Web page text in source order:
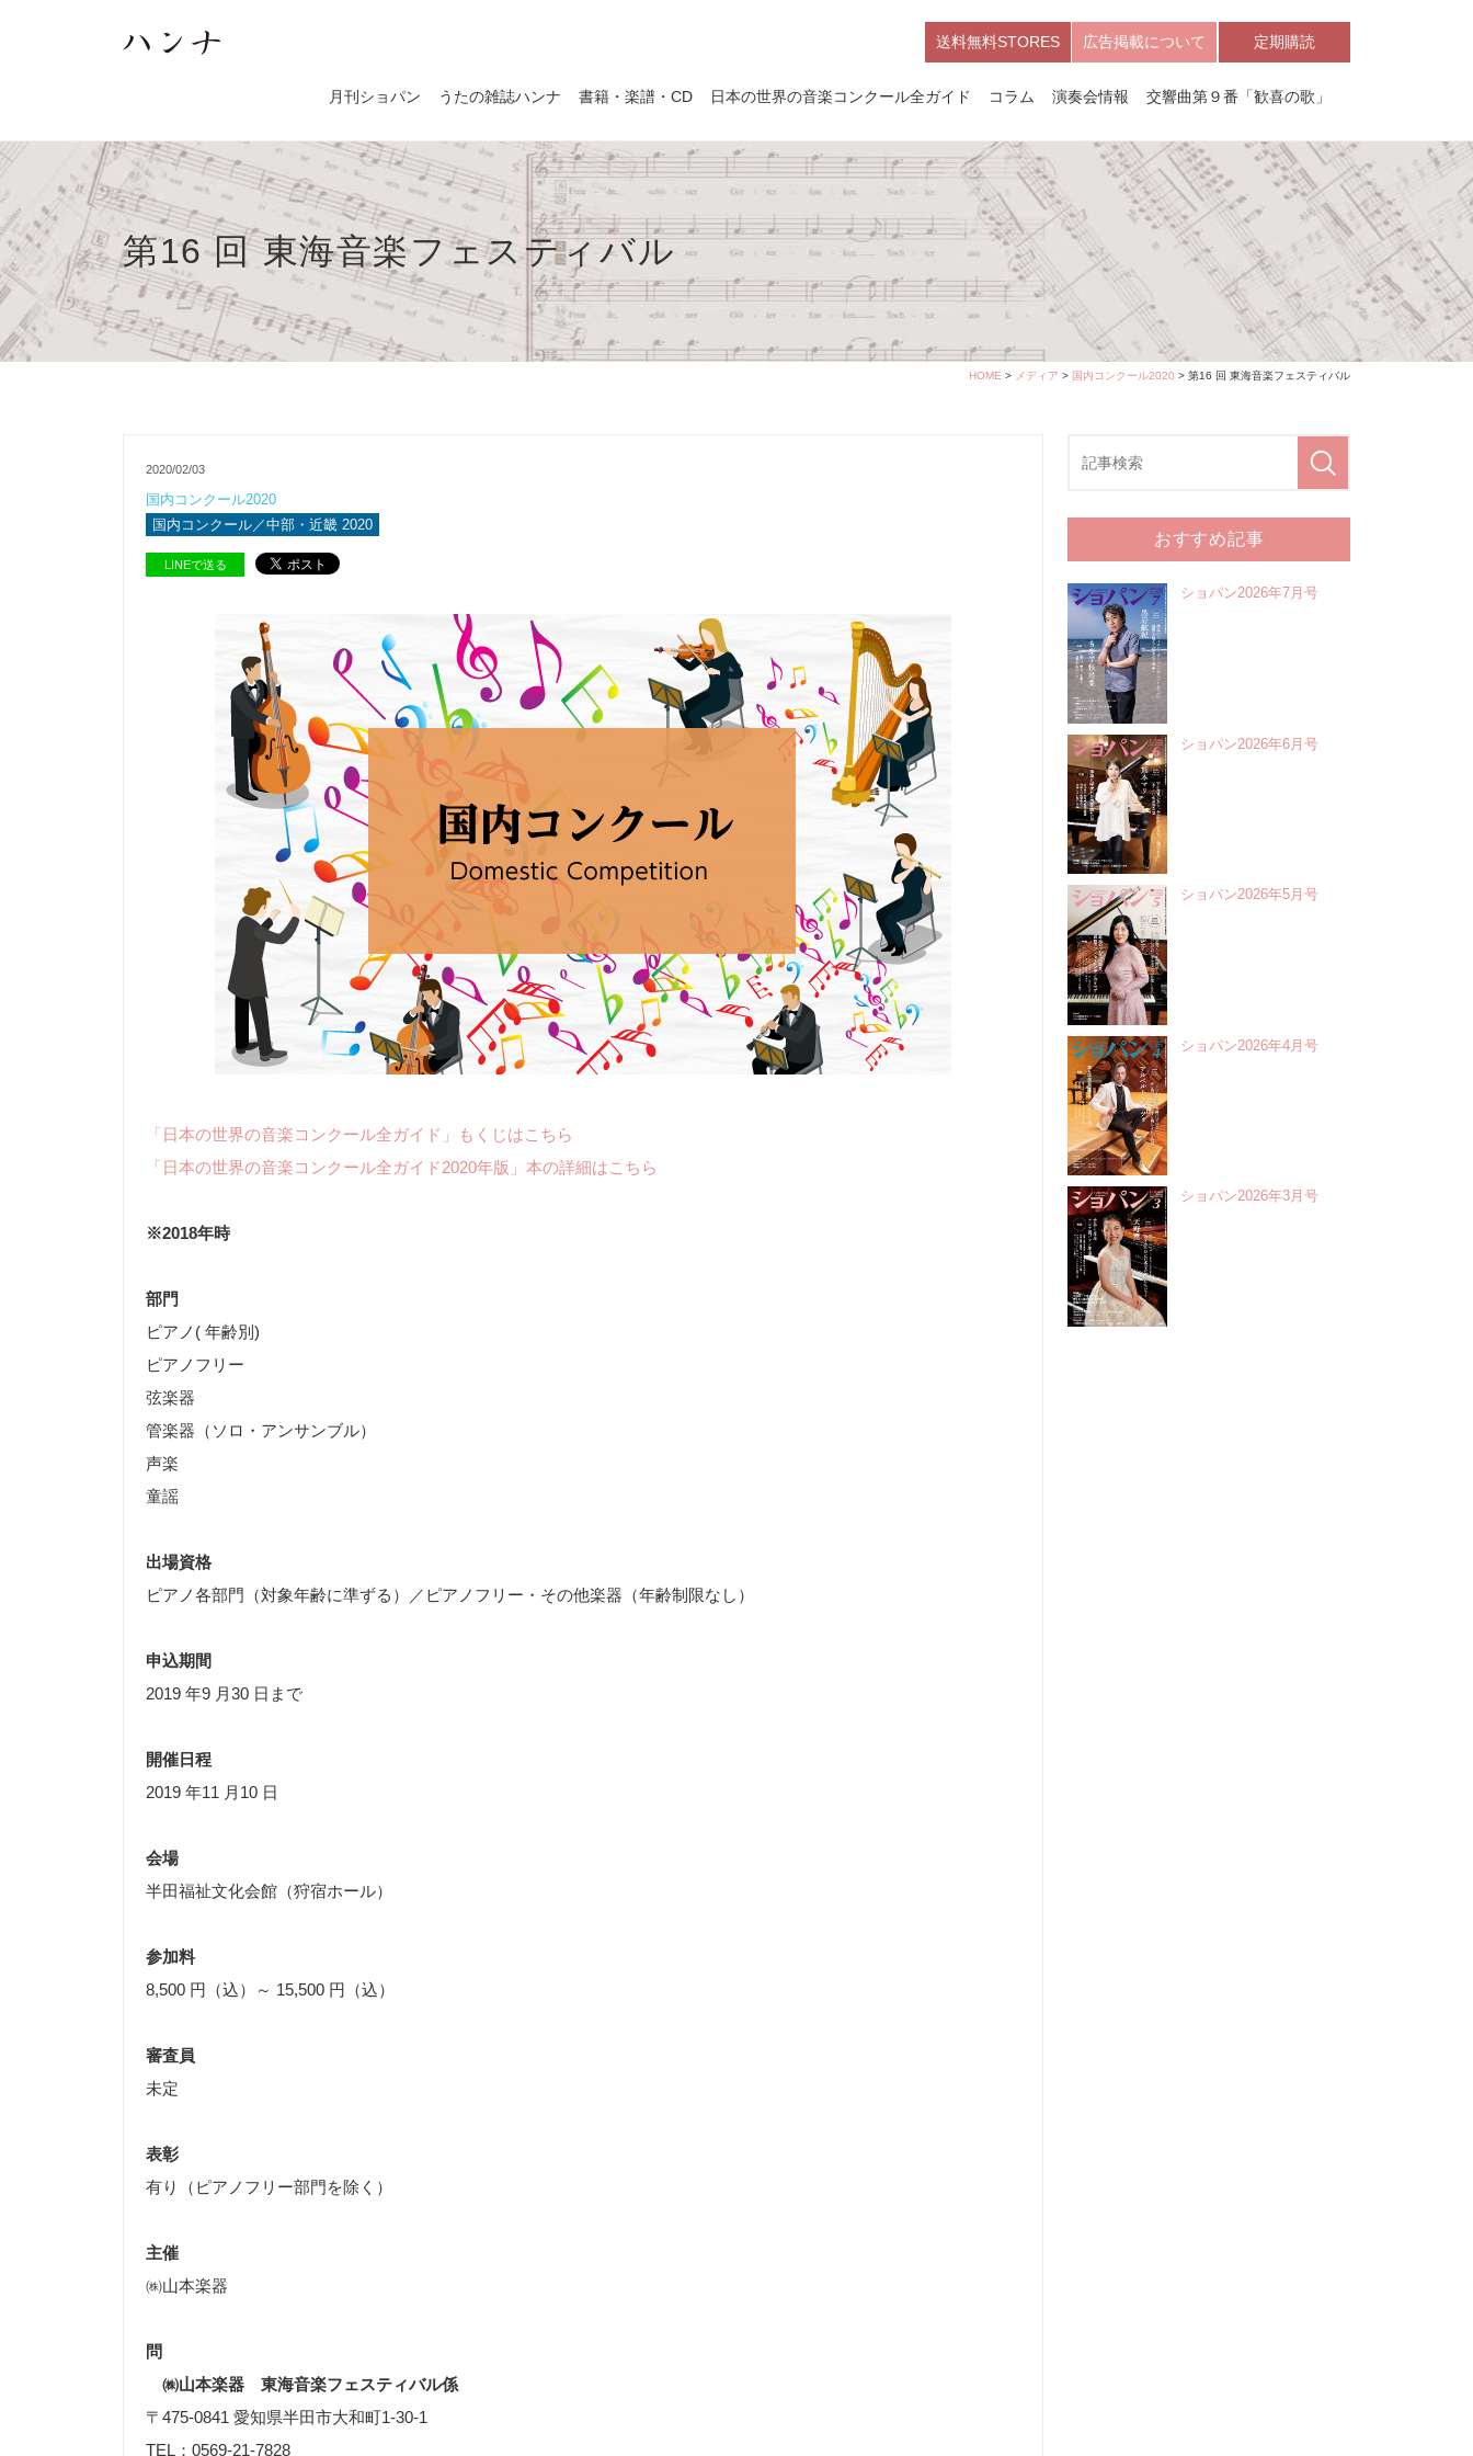
送料無料STORES 広告掲載について 定期購読
月刊ショパン うたの雑誌ハンナ 書籍・楽譜・CD 日本の世界の音楽コンクール全ガイド コラム 演奏会情報 交響曲第９番「歓喜の歌」
第16 回 東海音楽フェスティバル
HOME > メディア > 国内コンクール2020 > 第16 回 東海音楽フェスティバル
2020/02/03
国内コンクール2020
国内コンクール／中部・近畿 2020
LINEで送る
「日本の世界の音楽コンクール全ガイド」もくじはこちら
「日本の世界の音楽コンクール全ガイド2020年版」本の詳細はこちら
※2018年時
部門
ピアノ( 年齢別)
ピアノフリー
弦楽器
管楽器（ソロ・アンサンブル）
声楽
童謡
出場資格
ピアノ各部門（対象年齢に準ずる）／ピアノフリー・その他楽器（年齢制限なし）
申込期間
2019 年9 月30 日まで
開催日程
2019 年11 月10 日
会場
半田福祉文化会館（狩宿ホール）
参加料
8,500 円（込）～ 15,500 円（込）
審査員
未定
表彰
有り（ピアノフリー部門を除く）
主催
㈱山本楽器
問
㈱山本楽器 東海音楽フェスティバル係
〒475-0841 愛知県半田市大和町1-30-1
TEL：0569-21-7828
おすすめ記事
ショパン2026年7月号
ショパン2026年6月号
ショパン2026年5月号
ショパン2026年4月号
ショパン2026年3月号